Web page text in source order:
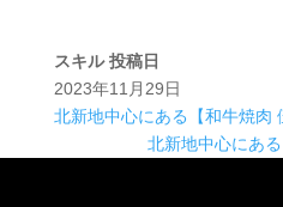
スキル 投稿日
2023年11月29日
北新地中心にある【和牛焼肉
北新地中心にあ